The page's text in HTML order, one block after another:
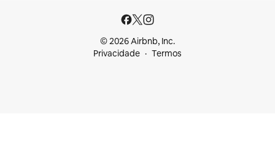
© 2026 Airbnb, Inc.
Privacidade
Termos